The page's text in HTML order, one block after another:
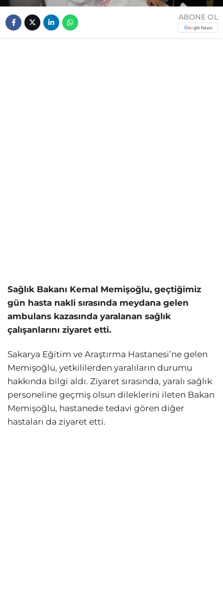
ABONE OL
Sağlık Bakanı Kemal Memişoğlu, geçtiğimiz
gün hasta nakli sırasında meydana gelen
ambulans kazasında yaralanan sağlık
çalışanlarını ziyaret etti.
Sakarya Eğitim ve Araştırma Hastanesi’ne gelen
Memişoğlu, yetkililerden yaralıların durumu
hakkında bilgi aldı. Ziyaret sırasında, yaralı sağlık
personeline geçmiş olsun dileklerini ileten Bakan
Memişoğlu, hastanede tedavi gören diğer
hastaları da ziyaret etti.